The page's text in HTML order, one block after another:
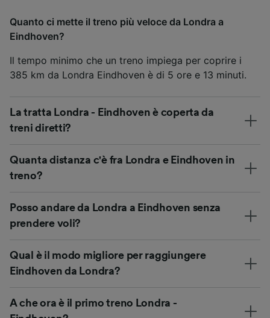
Quanto ci mette il treno più veloce da Londra a
Eindhoven?
Il tempo minimo che un treno impiega per coprire i
385 km da Londra Eindhoven è di 5 ore e 13 minuti.
La tratta Londra - Eindhoven è coperta da
treni diretti?
Quanta distanza c'è fra Londra e Eindhoven in
treno?
Posso andare da Londra a Eindhoven senza
prendere voli?
Qual è il modo migliore per raggiungere
Eindhoven da Londra?
A che ora è il primo treno Londra -